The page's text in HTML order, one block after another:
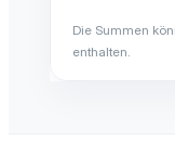
Die Summen
enthalten.